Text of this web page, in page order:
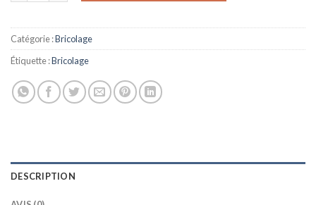
Catégorie :Bricolage
Étiquette :Bricolage
DESCRIPTION